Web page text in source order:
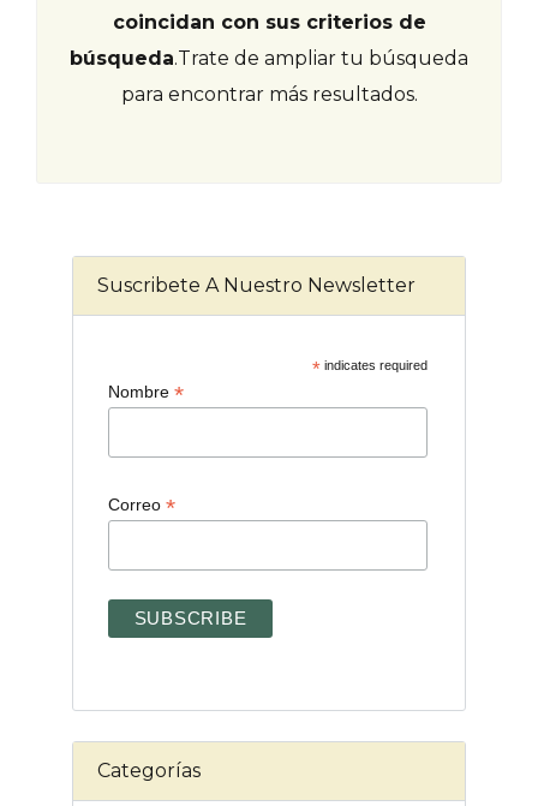
coincidan con sus criterios de
búsqueda.Trate de ampliar tu búsqueda
para encontrar más resultados.
Suscribete A Nuestro Newsletter
*indicates required
Nombre *
Correo *
Categorías